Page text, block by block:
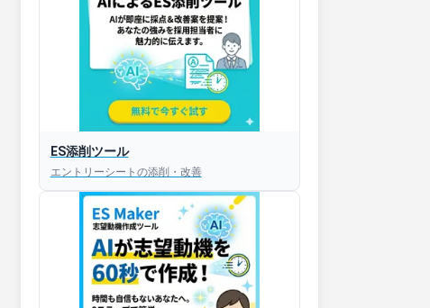
ES添削ツール
エントリーシートの添削・改善